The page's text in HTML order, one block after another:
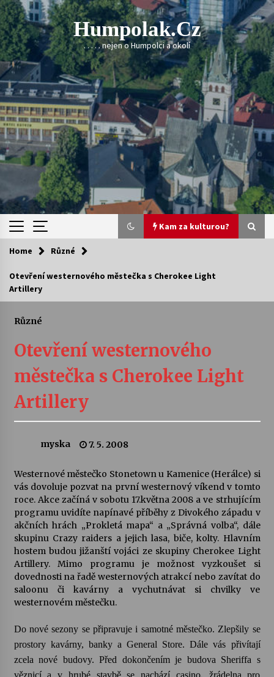
Skip
to
content
Humpolak.cz
. . . . . nejen o Humpolci a okolí
Kam za kulturou?
Kam za kulturou?
Vernisáž výstavy Josefíny Duškové: Stávám se
30. 7. 2026
Veselí muzikanti
30. 7. 2026
šedesátka: 28. 7.–1. 8. 2026
28. 7. 2026
Letní koncerty ve Stromovce: Kolchoz a
Jenakaši
28. 7. 2026
Votavžatský ploty
23. 7. 2026
Letní koncerty ve Stromovce: Rufus Miller
22. 7. 2026
Home Různé
Otevření westernového městečka s Cherokee Light
Artillery
Různé
Otevření westernového
městečka s Cherokee Light
Artillery
myska 7. 5. 2008
Westernové městečko Stonetown u Kamenice (Herálce) si
vás dovoluje pozvat na první westernový víkend v tomto
roce. Akce začíná v sobotu 17.května 2008 a ve strhujícím
programu uvidíte napínavé příběhy z Divokého západu v
akčních hrách „Prokletá mapa“ a „Správná volba“, dále
skupinu Crazy raiders a jejich lasa, biče, kolty. Hlavním
hostem budou jižanští vojáci ze skupiny Cherokee Light
Artillery. Mimo programu je možnost vyzkoušet si
dovednosti na řadě westernových atrakcí nebo zavítat do
saloonu či kavárny a vychutnávat si chvilky ve
westernovém městečku.
Do nové sezony se připravuje i samotné městečko. Zlepšily se
prostory kavárny, banky a General Store. Dále vás přivítají
zcela nové budovy. Před dokončením je budova Sheriffa s
věznicí a v hrubé stavbě se nachází casino, žrádelna pro